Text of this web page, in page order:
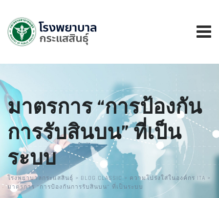
มาตรการ “การป้องกัน
การรับสินบน” ที่เป็น
ระบบ
โรงพยาบาลกระแสสินธุ์ > BLOG CLASSIC > ความโปร่งใส่ในองค์กร ITA >
มาตรการ “การป้องกันการรับสินบน” ที่เป็นระบบ